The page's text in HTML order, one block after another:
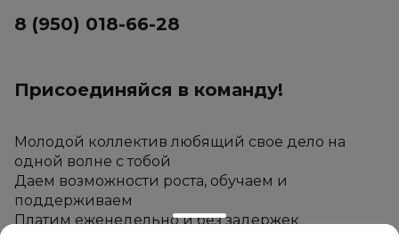
8 (950) 018-66-28
Присоединяйся в команду!
Молодой коллектив любящий свое дело на
одной волне с тобой
Даем возможности роста, обучаем и
поддерживаем
Платим еженедельно и без задержек